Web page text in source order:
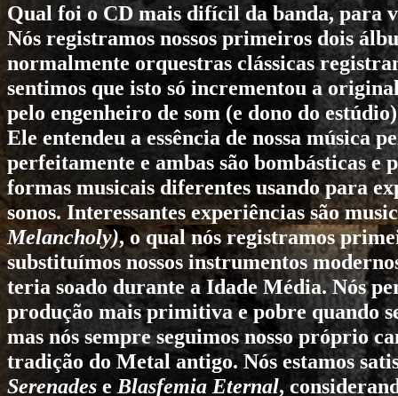
Qual foi o CD mais difícil da banda, para
Nós registramos nossos primeiros dois
normalmente orquestras clássicas
sentimos que isto só incrementou a
pelo engenheiro de som (e dono do
Ele entendeu a essência de nossa música
perfeitamente e ambas são bombásticas e
formas musicais diferentes usando para
sonos. Interessantes experiências são
Melancholy), o qual nós registramos
substituímos nossos instrumentos
teria soado durante a Idade Média. Nós
produção mais primitiva e pobre quando
mas nós sempre seguimos nosso próprio
tradição do Metal antigo. Nós estamos
Serenades e Blasfemia Eternal,